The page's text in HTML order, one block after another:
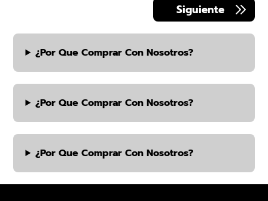
¿por Que Comprar Con Nosotros?
¿por Que Comprar Con Nosotros?
¿por Que Comprar Con Nosotros?